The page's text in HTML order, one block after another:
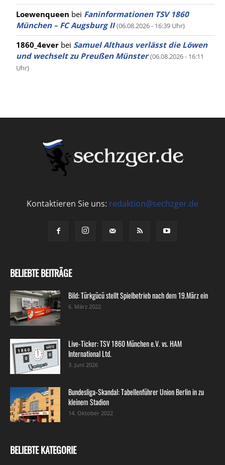
Loewenqueen bei Faninformationen TSV 1860
München – FC Augsburg II (06.08.2026 - 16:39 Uhr)
1860_4ever bei Samuel Althaus verlässt die Löwen
und wechselt zu Preußen Münster (06.08.2026 - 16:11
Uhr)
Kontaktieren Sie uns: redaktion@sechzger.de
BELIEBTE BEITRÄGE
Bild: Türkgücü stellt Spielbetrieb nach dem 19.März ein
6. März 2022
Live-Ticker: TSV 1860 München e.V. vs. HAM
International Ltd.
3. Juni 2026
Bundesliga-Skandal: Tabellenführer Union Berlin in zu
kleinem Stadion
14. Oktober 2022
BELIEBTE KATEGORIE